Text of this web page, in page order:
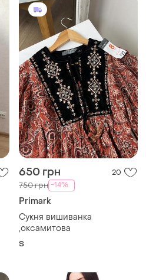
650 грн 20
750 грн -14%
Primark
Сукня вишиванка
,оксамитова
S